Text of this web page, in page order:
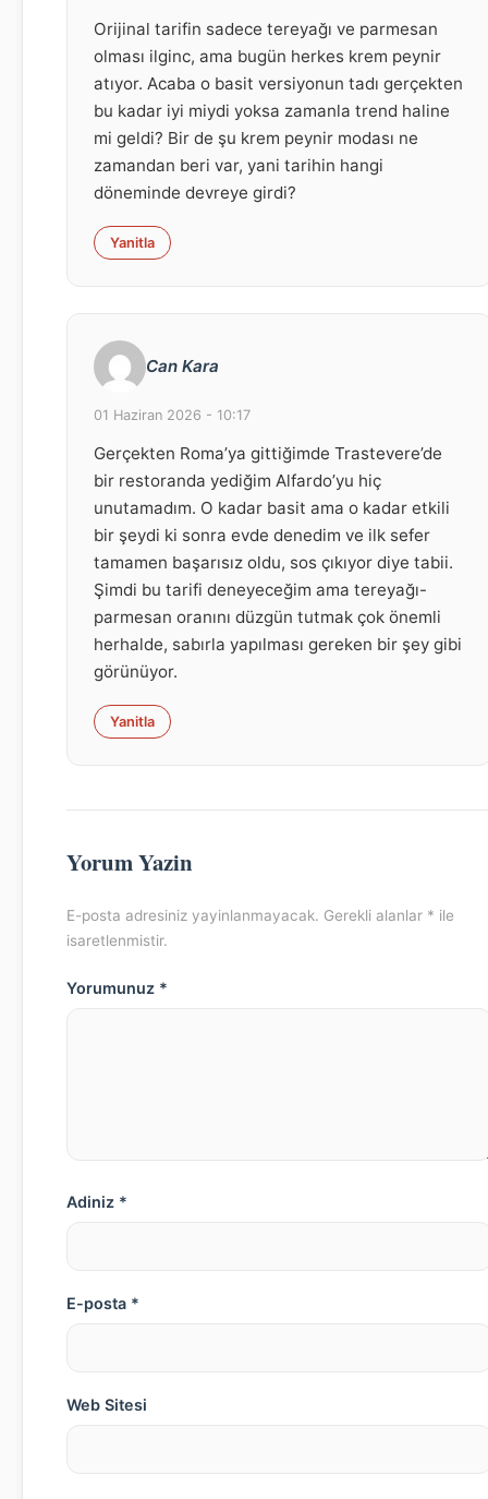
Orijinal tarifin sadece tereyağı ve parmesan
olması ilginc, ama bugün herkes krem peynir
atıyor. Acaba o basit versiyonun tadı gerçekten
bu kadar iyi miydi yoksa zamanla trend haline
mi geldi? Bir de şu krem peynir modası ne
zamandan beri var, yani tarihin hangi
döneminde devreye girdi?
Yanitla
Can Kara
01 Haziran 2026 - 10:17
Gerçekten Roma’ya gittiğimde Trastevere’de
bir restoranda yediğim Alfardo’yu hiç
unutamadım. O kadar basit ama o kadar etkili
bir şeydi ki sonra evde denedim ve ilk sefer
tamamen başarısız oldu, sos çıkıyor diye tabii.
Şimdi bu tarifi deneyeceğim ama tereyağı-
parmesan oranını düzgün tutmak çok önemli
herhalde, sabırla yapılması gereken bir şey gibi
görünüyor.
Yanitla
Yorum Yazin
E-posta adresiniz yayinlanmayacak. Gerekli alanlar * ile
isaretlenmistir.
Yorumunuz *
Adiniz *
E-posta *
Web Sitesi